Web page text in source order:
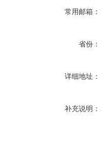
常用邮箱：
省份：
详细地址：
补充说明：